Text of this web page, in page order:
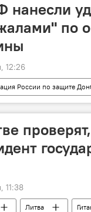
нанесли
по
12:26
России по защите
Украина
11:38
Литва